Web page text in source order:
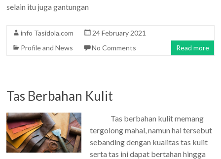
selain itu juga gantungan
info Tasidola.com
24 February 2021
Profile and News
No Comments Read more
Tas Berbahan Kulit
Tas berbahan kulit memang
tergolong mahal, namun hal tersebut
sebanding dengan kualitas tas kulit
serta tas ini dapat bertahan hingga